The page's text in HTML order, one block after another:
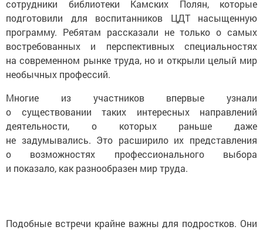
сотрудники библиотеки Камских Полян, которые
подготовили для воспитанников ЦДТ насыщенную
программу. Ребятам рассказали не только о самых
востребованных и перспективных специальностях
на современном рынке труда, но и открыли целый мир
необычных профессий.
Многие из участников впервые узнали
о существовании таких интересных направлений
деятельности, о которых раньше даже
не задумывались. Это расширило их представления
о возможностях профессионального выбора
и показало, как разнообразен мир труда.
Подобные встречи крайне важны для подростков. Они